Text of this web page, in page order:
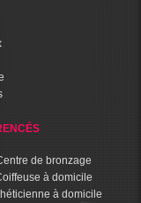
de bronzage
à domicile
à domicile